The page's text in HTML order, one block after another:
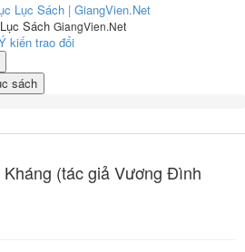
Sách GiangVien.Net
kiến trao đổi
sách
(tác giả Vương Đình